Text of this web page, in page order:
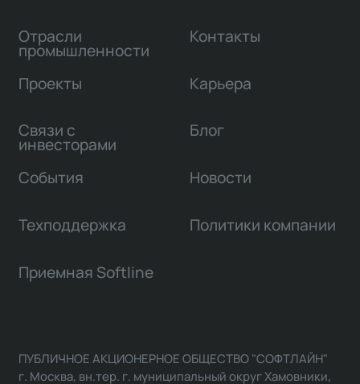
Отрасли
промышленности
Проекты
Связи с
инвесторами
Контакты
Карьера
Блог
События Новости
Техподдержка Политики компании
Приемная Softline
ПУБЛИЧНОЕ АКЦИОНЕРНОЕ ОБЩЕСТВО "СОФТЛАЙН"
г. Москва, вн.тер. г. муниципальный округ Хамовники,